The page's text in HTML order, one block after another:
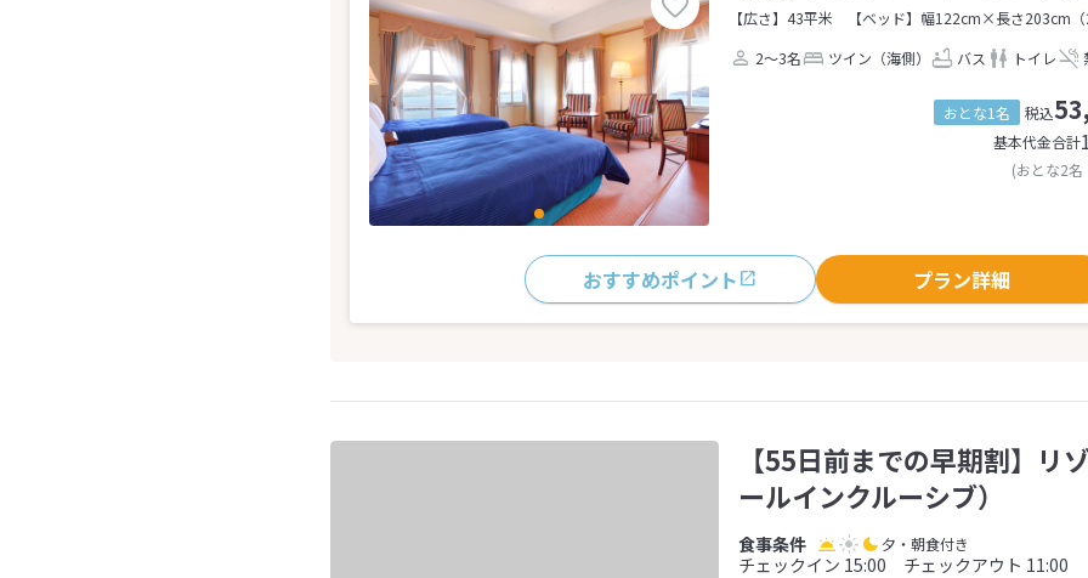
【広さ】43平米
【ベッド】幅122cm×長さ203cm（
2～3名
ツイン（海側） バス トイレ
おとな1名 税込
基本代金合計
(おとな2
おすすめポイント プラン詳細
【55日前までの早期割】リ
ールインクルーシブ）
夕・朝食付き
チェックイン 15:00 チェックアウト 11:00